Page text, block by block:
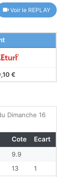
Voir le REPLAY
€
Dimanche 16
9.9
13
1
Cote Ecart